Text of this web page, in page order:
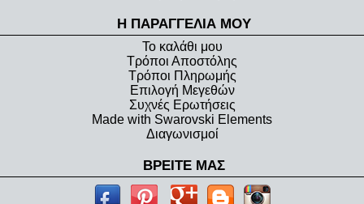
Η ΠΑΡΑΓΓΕΛΙΑ ΜΟΥ
Το καλάθι μου
Τρόποι Αποστόλης
Τρόποι Πληρωμής
Επιλογή Μεγεθών
Συχνές Ερωτήσεις
Made with Swarovski Elements
Διαγωνισμοί
ΒΡΕΙΤΕ ΜΑΣ